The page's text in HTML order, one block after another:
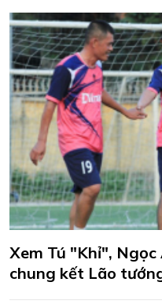
Xem Tú "Khỉ",
chung kết Lão